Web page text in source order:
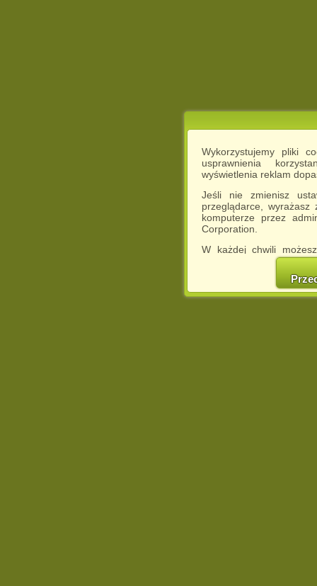
Wykorzystujemy pliki
usprawnienia
wyświetlenia reklam
Jeśli nie zmienisz
przeglądarce,
komputerze przez
Corporation.
W każdej chwili
cookies w swojej
w naszej
http://chomikuj.pl/